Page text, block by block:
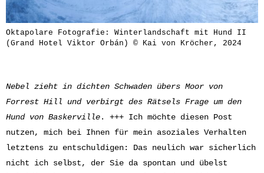
Oktapolare Fotografie: Winterlandschaft mit Hund II
(Grand Hotel Viktor Orbán) © Kai von Kröcher, 2024
Nebel zieht in dichten Schwaden übers Moor von
Forrest Hill und verbirgt des Rätsels Frage um den
Hund von Baskerville. +++ Ich möchte diesen Post
nutzen, mich bei Ihnen für mein asoziales Verhalten
letztens zu entschuldigen: Das neulich war sicherlich
nicht ich selbst, der Sie da spontan und übelst